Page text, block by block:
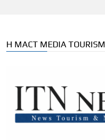
Η MACT MEDIA TOURISM